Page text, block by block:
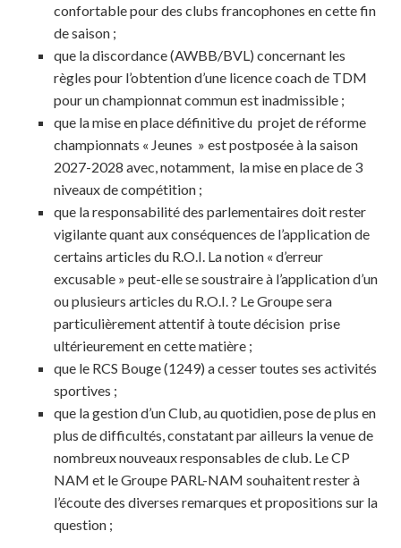
confortable pour des clubs francophones en cette fin
de saison ;
que la discordance (AWBB/BVL) concernant les
règles pour l’obtention d’une licence coach de TDM
pour un championnat commun est inadmissible ;
que la mise en place définitive du projet de réforme
championnats « Jeunes » est postposée à la saison
2027-2028 avec, notamment, la mise en place de 3
niveaux de compétition ;
que la responsabilité des parlementaires doit rester
vigilante quant aux conséquences de l’application de
certains articles du R.O.I. La notion « d’erreur
excusable » peut-elle se soustraire à l’application d’un
ou plusieurs articles du R.O.I. ? Le Groupe sera
particulièrement attentif à toute décision prise
ultérieurement en cette matière ;
que le RCS Bouge (1249) a cesser toutes ses activités
sportives ;
que la gestion d’un Club, au quotidien, pose de plus en
plus de difficultés, constatant par ailleurs la venue de
nombreux nouveaux responsables de club. Le CP
NAM et le Groupe PARL-NAM souhaitent rester à
l’écoute des diverses remarques et propositions sur la
question ;